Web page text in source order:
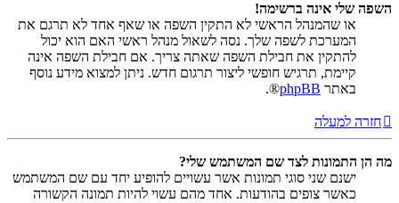
השפה שלי אינה ברשימה!
או שהמנהל הראשי לא התקין השפה או שאף אחד לא תרגם את
המערכת לשפה שלך. נסה לשאול מנהל ראשי האם הוא יכול
להתקין את חבילת השפה שאתה צריך. אם חבילת השפה אינה
קיימת, תרגיש חופשי ליצור תרגום חדש. ניתן למצוא מידע נוסף
באתר phpBB
®.
חזרה למעלה
מה הן התמונות לצד שם המשתמש שלי?
ישנם שני סוגי תמונות אשר עשויים להופיע יחד עם שם המשתמש
כאשר צופים בהודעות. אחד מהם עשוי להיות תמונה הקשורה